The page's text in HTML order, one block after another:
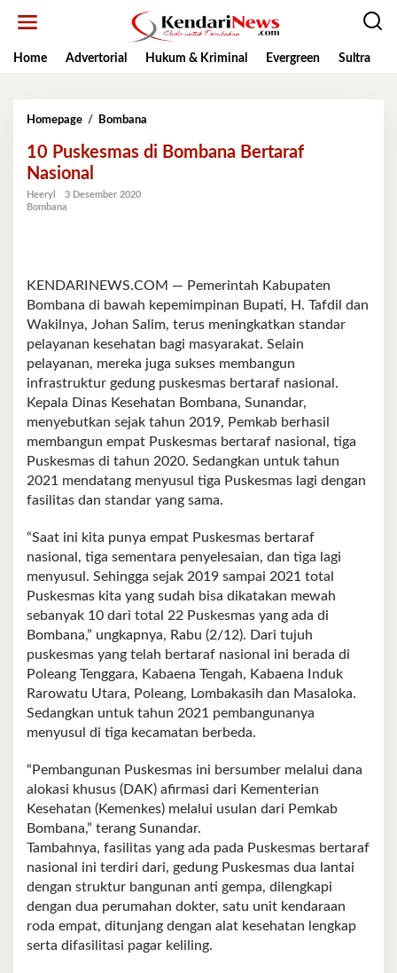
Home
Advertorial Hukum & Kriminal Evergreen Sultra
Homepage / Bombana
di
10 Puskesmas di Bombana Bertaraf
Nasional
Heeryl
3 Desember 2020
Bombana
KENDARINEWS.COM — Pemerintah Kabupaten
Bombana di bawah kepemimpinan Bupati, H. Tafdil dan
Wakilnya, Johan Salim, terus meningkatkan standar
pelayanan kesehatan bagi masyarakat. Selain
pelayanan, mereka juga sukses membangun
infrastruktur gedung puskesmas bertaraf nasional.
Kepala Dinas Kesehatan Bombana, Sunandar,
menyebutkan sejak tahun 2019, Pemkab berhasil
membangun empat Puskesmas bertaraf nasional, tiga
Puskesmas di tahun 2020. Sedangkan untuk tahun
2021 mendatang menyusul tiga Puskesmas lagi dengan
fasilitas dan standar yang sama.
“Saat ini kita punya empat Puskesmas bertaraf
nasional, tiga sementara penyelesaian, dan tiga lagi
menyusul. Sehingga sejak 2019 sampai 2021 total
Puskesmas kita yang sudah bisa dikatakan mewah
sebanyak 10 dari total 22 Puskesmas yang ada di
Bombana,” ungkapnya, Rabu (2/12). Dari tujuh
puskesmas yang telah bertaraf nasional ini berada di
Poleang Tenggara, Kabaena Tengah, Kabaena Induk
Rarowatu Utara, Poleang, Lombakasih dan Masaloka.
Sedangkan untuk tahun 2021 pembangunanya
menyusul di tiga kecamatan berbeda.
“Pembangunan Puskesmas ini bersumber melalui dana
alokasi khusus (DAK) afirmasi dari Kementerian
Kesehatan (Kemenkes) melalui usulan dari Pemkab
Bombana,” terang Sunandar.
Tambahnya, fasilitas yang ada pada Puskesmas bertaraf
nasional ini terdiri dari, gedung Puskesmas dua lantai
dengan struktur bangunan anti gempa, dilengkapi
dengan dua perumahan dokter, satu unit kendaraan
roda empat, ditunjang dengan alat kesehatan lengkap
serta difasilitasi pagar keliling.